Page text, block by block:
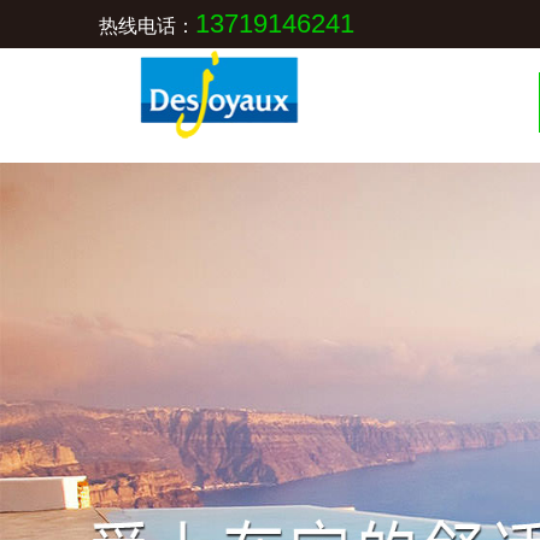
热线电话： 13719146241